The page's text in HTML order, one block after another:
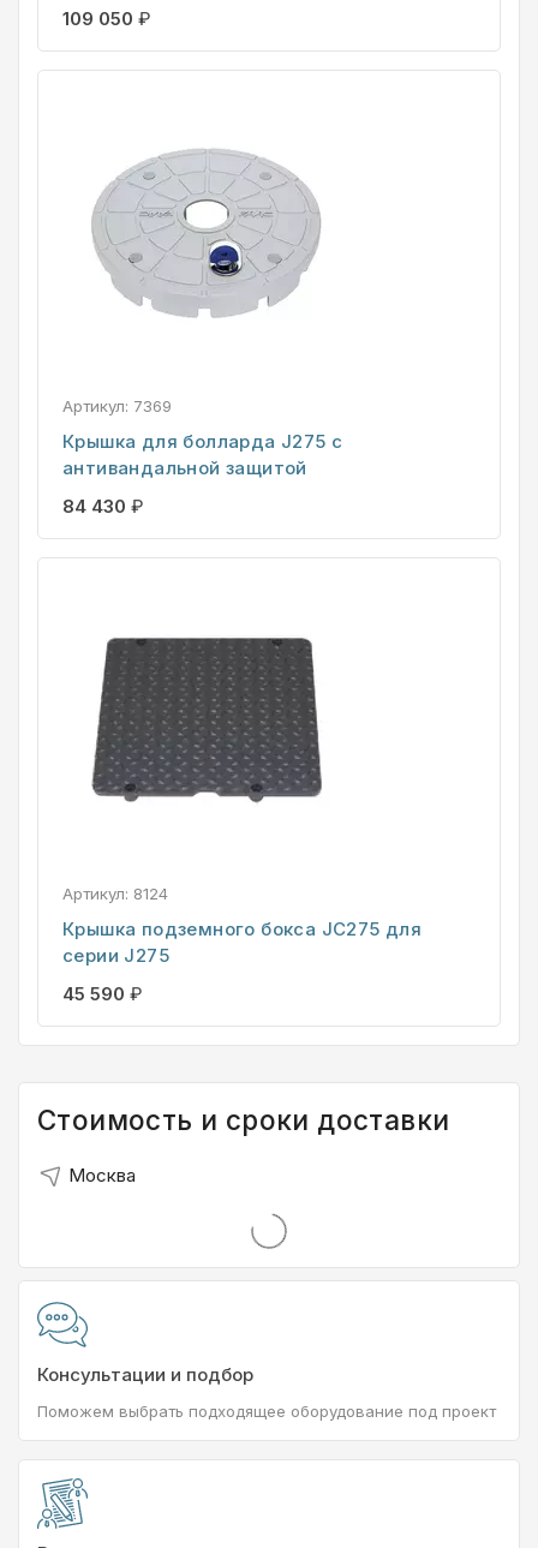
109 050 ₽
Артикул: 7369
Крышка для болларда J275 с
антивандальной защитой
84 430 ₽
Артикул: 8124
Крышка подземного бокса JC275 для
серии J275
45 590 ₽
Стоимость и сроки доставки
Москва
Консультации и подбор
Поможем выбрать подходящее оборудование под проект